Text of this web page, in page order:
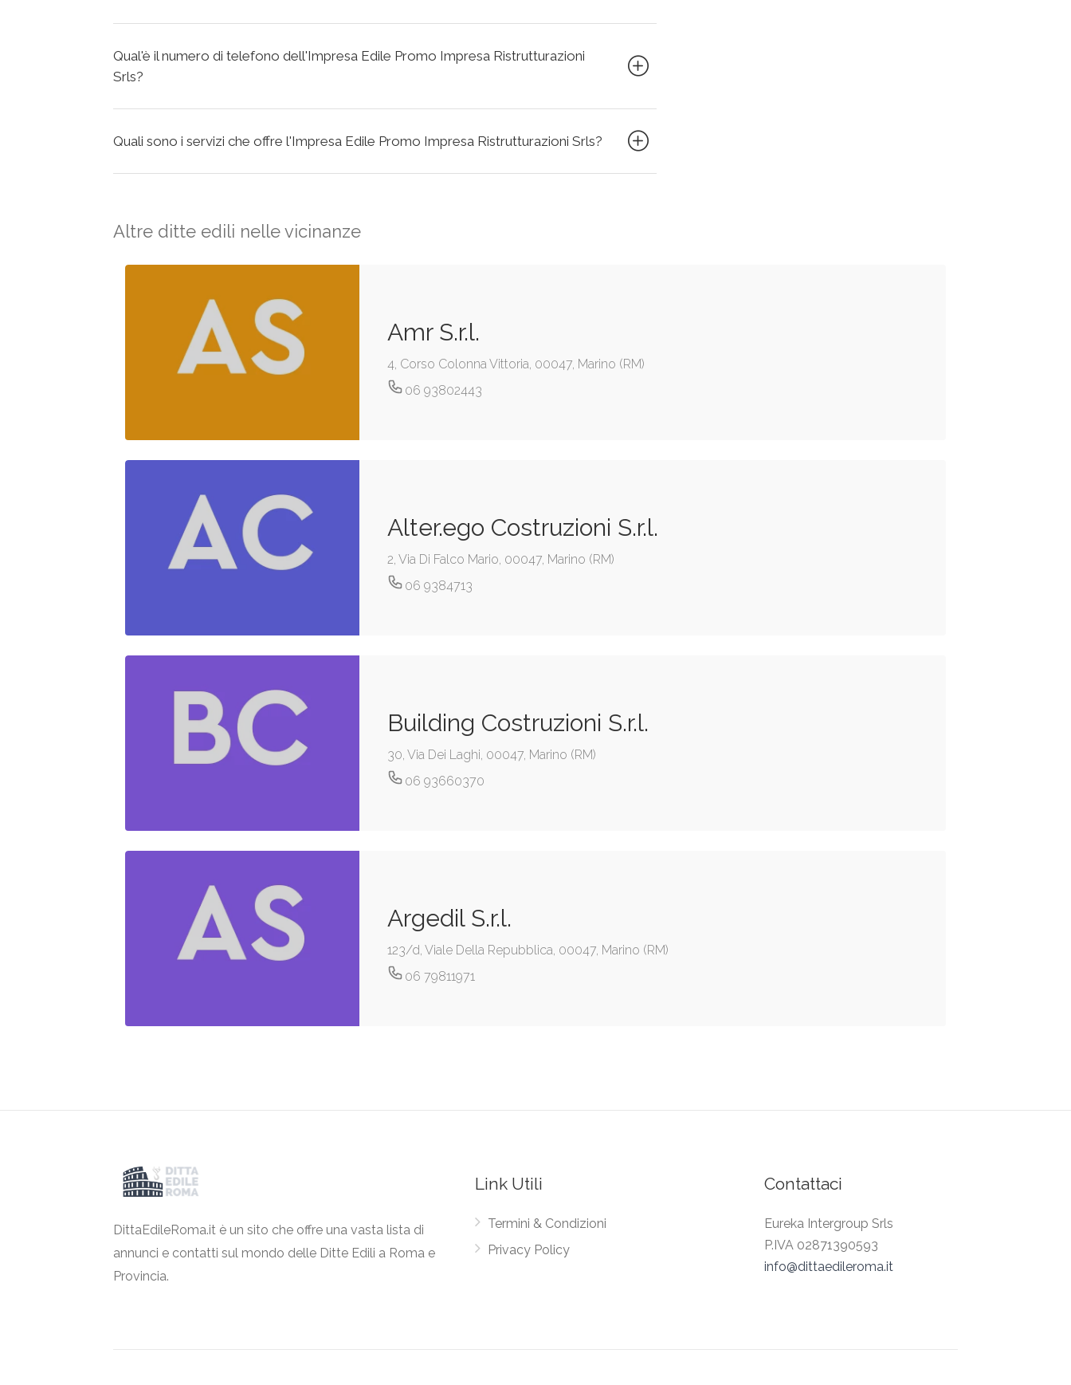
Qual'è il numero di telefono dell'Impresa Edile Promo Impresa Ristrutturazioni
Srls?
Quali sono i servizi che offre l'Impresa Edile Promo Impresa Ristrutturazioni Srls?
Altre ditte edili nelle vicinanze
Amr S.r.l.
4, Corso Colonna Vittoria, 00047, Marino (RM)
06 93802443
Alter.ego Costruzioni S.r.l.
2, Via Di Falco Mario, 00047, Marino (RM)
06 9384713
Building Costruzioni S.r.l.
30, Via Dei Laghi, 00047, Marino (RM)
06 93660370
Argedil S.r.l.
123/d, Viale Della Repubblica, 00047, Marino (RM)
06 79811971
DittaEdileRoma.it è un sito che offre una vasta lista di
annunci e contatti sul mondo delle Ditte Edili a Roma e
Provincia.
Link Utili
Termini & Condizioni
Privacy Policy
Contattaci
Eureka Intergroup Srls
P.IVA 02871390593
info@dittaedileroma.it